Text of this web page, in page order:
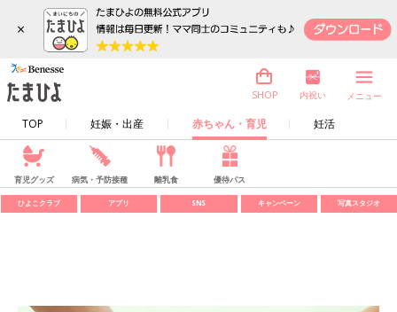
×
TOP 妊娠・出産 赤ちゃん・育児 妊活
SHOP 内祝い メニュー
育児グッズ 病気・予防接種 離乳食 優待パス
ひよこクラブ アプリ SNS キャンペーン 写真スタジオ